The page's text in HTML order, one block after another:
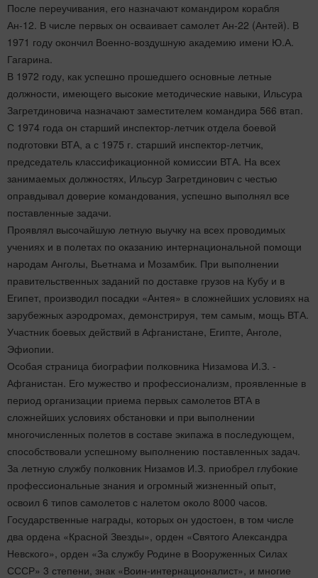
После переучивания, его назначают командиром корабля
Ан-12. В числе первых он осваивает самолет Ан-22 (Антей). В
1971 году окончил Военно-воздушную академию имени Ю.А.
Гагарина.
В 1972 году, как успешно прошедшего основные летные
должности, имеющего высокие методические навыки, Ильсура
Загретдиновича назначают заместителем командира 566 втап.
С 1974 года он старший инспектор-летчик отдела боевой
подготовки ВТА, а с 1975 г. старший инспектор-летчик,
председатель классификационной комиссии ВТА. На всех
занимаемых должностях, Ильсур Загретдинович с честью
оправдывал доверие командования, успешно выполнял все
поставленные задачи.
Проявлял высочайшую летную выучку на всех проводимых
учениях и в полетах по оказанию интернациональной помощи
народам Анголы, Вьетнама и Мозамбик. При выполнении
правительственных заданий по доставке грузов на Кубу и в
Египет, производил посадки «Антея» в сложнейших условиях на
зарубежных аэродромах, демонстрируя, тем самым, мощь ВТА.
Участник боевых действий в Афганистане, Египте, Анголе,
Эфиопии.
Особая страница биографии полковника Низамова И.З. -
Афганистан. Его мужество и профессионализм, проявленные в
период организации приема первых самолетов ВТА в
сложнейших условиях обстановки и при выполнении
многочисленных полетов в составе экипажа в последующем,
способствовали успешному выполнению поставленных задач.
За летную службу полковник Низамов И.З. приобрел глубокие
профессиональные знания и огромный жизненный опыт,
освоил 6 типов самолетов с налетом около 8000 часов.
Государственные награды, которых он удостоен, в том числе
два ордена «Красной Звезды», орден «Святого Александра
Невского», орден «За службу Родине в Вооруженных Силах
СССР» 3 степени, знак «Воин-интернационалист», и многие